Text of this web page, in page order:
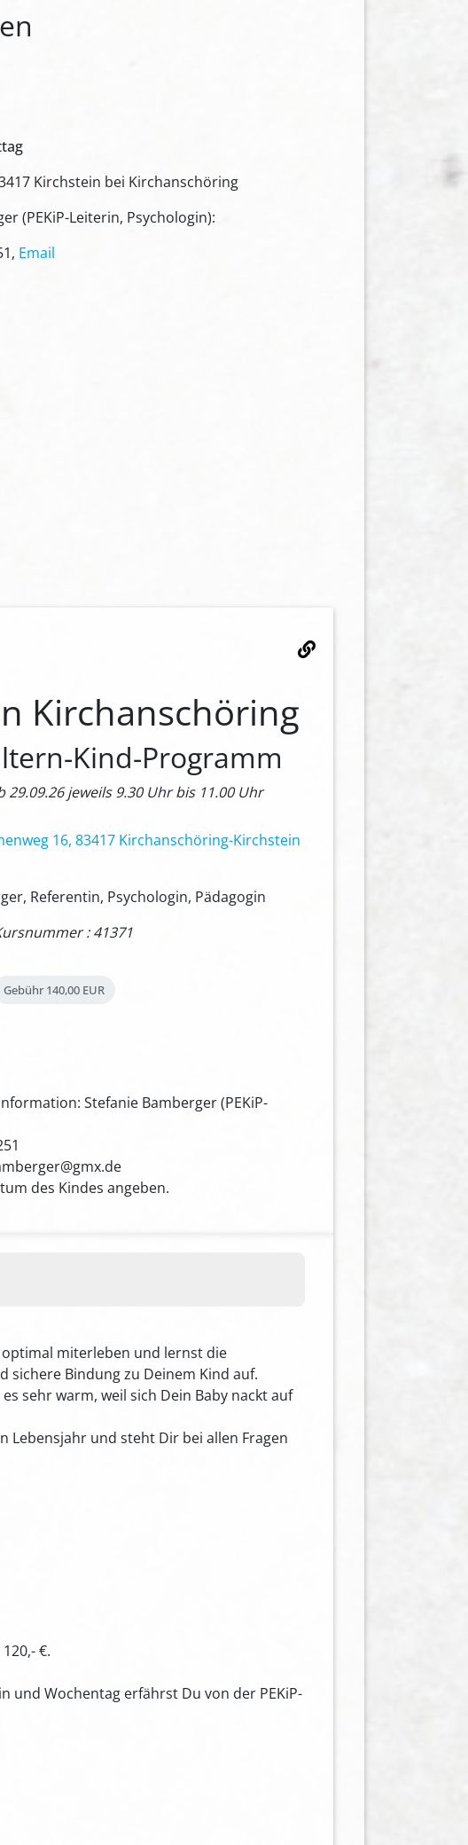
Kirchstein bei Kirchanschöring
(PEKiP-Leiterin, Psychologin):
Email
Kirchanschöring
Kind-Programm
29.09.26 jeweils 9.30 Uhr bis 11.00 Uhr
16, 83417 Kirchanschöring-Kirchstein
Referentin, Psychologin, Pädagogin
: 41371
Gebühr 140,00 EUR
Stefanie Bamberger (PEKiP-
des Kindes angeben.
optimal miterleben und lernst die
sichere Bindung zu Deinem Kind auf.
sehr warm, weil sich Dein Baby nackt auf
Lebensjahr und steht Dir bei allen Fragen
€.
und Wochentag erfährst Du von der PEKiP-